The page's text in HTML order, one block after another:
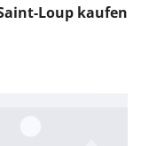
Loup kaufen